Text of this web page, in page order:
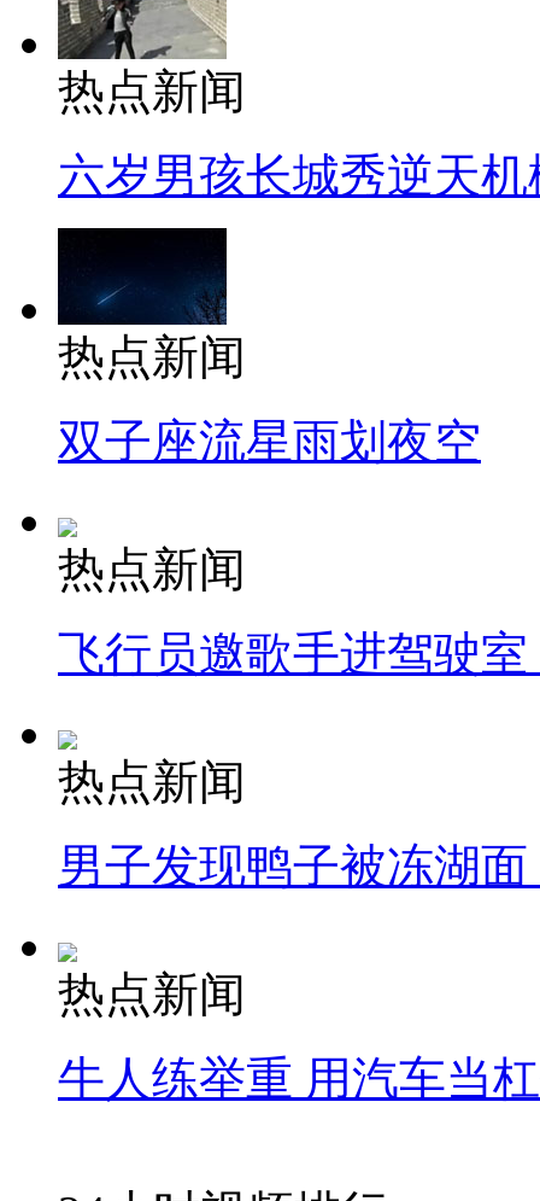
热点新闻
六岁男孩长城秀逆天机
热点新闻
双子座流星雨划夜空
热点新闻
飞行员邀歌手进驾驶
热点新闻
男子发现鸭子被冻湖
热点新闻
牛人练举重 用汽车当